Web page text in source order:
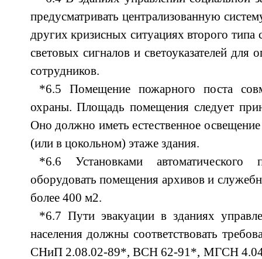
предусматривать централизованную
других кризисных ситуациях второго типа
световых сигналов и светоуказателей для
сотрудников.
*6.5 Помещение пожарного поста
охраны. Площадь помещения следует
Оно должно иметь естественное
(или в цокольном) этаже здания.
*6.6 Установками автоматического
оборудовать помещения архивов и
более 400 м2.
*6.7 Пути эвакуации в зданиях
населения должны соответствовать
СНиП 2.08.02-89*, ВСН 62-91*, МГСН